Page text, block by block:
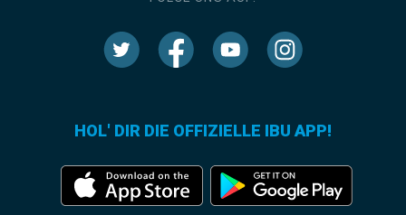
HOL' DIR DIE OFFIZIELLE IBU APP!